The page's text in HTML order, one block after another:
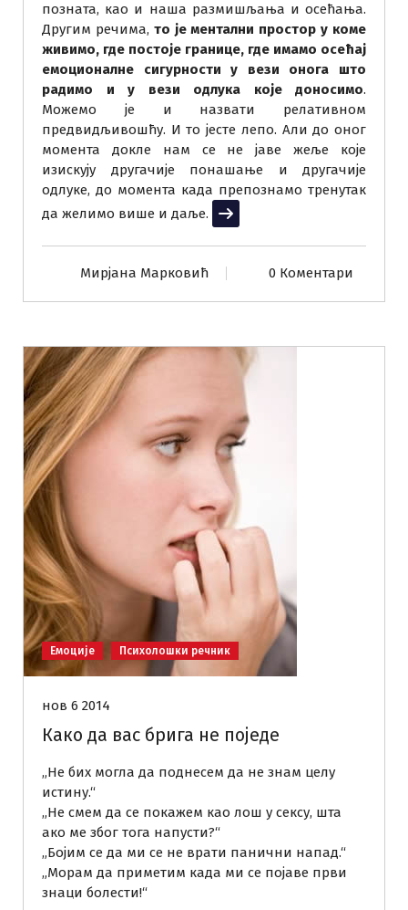
позната, као и наша размишљања и осећања.
Другим речима, то је ментални простор у коме
живимо, где постоје границе, где имамо осећај
емоционалне сигурности у вези онога што
радимо и у вези одлука које доносимо.
Можемо је и назвати релативном
предвидљивошћу. И то јесте лепо. Али до оног
момента докле нам се не јаве жеље које
изискују другачије понашање и другачије
одлуке, до момента када препознамо тренутак
да желимо више и даље.
Прочитај више
Мирјана Марковић 0 Коментари
Емоције Психолошки речник
нов 6 2014
Како да вас брига не поједе
„Не бих могла да поднесем да не знам целу
истину.“
„Не смем да се покажем као лош у сексу, шта
ако ме због тога напусти?“
„Бојим се да ми се не врати панични напад.“
„Морам да приметим када ми се појаве први
знаци болести!“